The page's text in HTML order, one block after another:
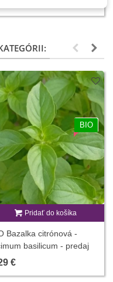
BIO
Pridať do košíka
Bazalka citrónová -
basilicum - predaj
- 100 ks
€